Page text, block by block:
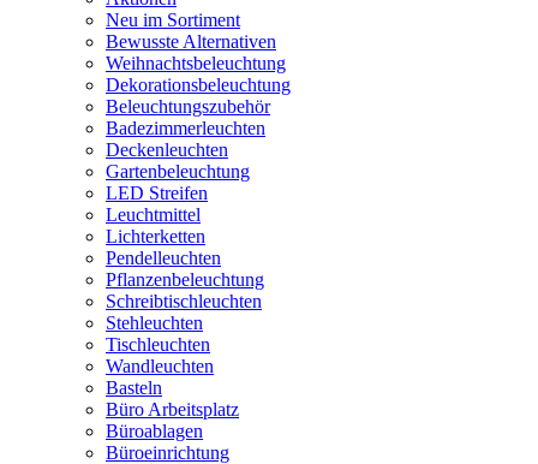
Neu im Sortiment
Bewusste Alternativen
Weihnachtsbeleuchtung
Dekorationsbeleuchtung
Beleuchtungszubehör
Badezimmerleuchten
Deckenleuchten
Gartenbeleuchtung
LED Streifen
Leuchtmittel
Lichterketten
Pendelleuchten
Pflanzenbeleuchtung
Schreibtischleuchten
Stehleuchten
Tischleuchten
Wandleuchten
Basteln
Büro Arbeitsplatz
Büroablagen
Büroeinrichtung